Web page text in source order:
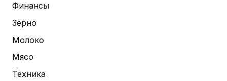
Финансы
Зерно
Молоко
Мясо
Техника